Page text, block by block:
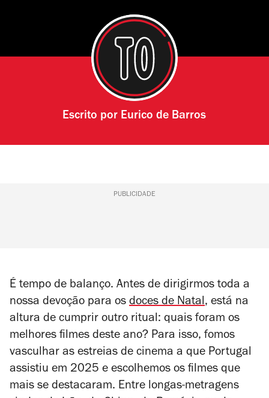
Escrito por Eurico de Barros
PUBLICIDADE
É tempo de balanço. Antes de dirigirmos toda a
nossa devoção para os doces de Natal, está na
altura de cumprir outro ritual: quais foram os
melhores filmes deste ano? Para isso, fomos
vasculhar as estreias de cinema a que Portugal
assistiu em 2025 e escolhemos os filmes que
mais se destacaram. Entre longas-metragens